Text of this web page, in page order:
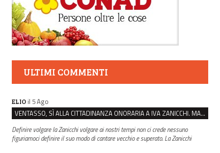
ULTIMI COMMENTI
ELIO il 5 Ago
VENTASSO, SÌ ALLA CITTADINANZA ONORARIA A IVA ZANICCHI. MA BARGIACCHI: “È DI PESSIMO GUSTO”
Definire volgare la Zanicchi volgare ai nostri tempi non ci crede nessuno
figuriamoci definire il suo modo di cantare vecchio e superato. La Zanicchi